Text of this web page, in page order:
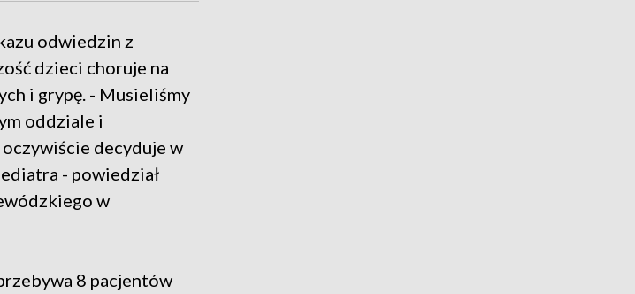
odwiedzin z
dzieci choruje na
i grypę. - Musieliśmy
oddziale i
decyduje w
- powiedział
w
8 pacjentów